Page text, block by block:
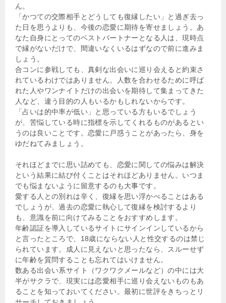
ん。
「かつての交際相手とどうしても復縁したい」と過ぎ去っ
た日を思うよりも、今後の恋愛に期待を寄せましょう。あ
なた自身にとってのベストパートナーとなる人は、現時点
で縁がないだけで、間違いなくいるはずなので前に進みま
しょう。
合コンに参戦しても、真剣な出会いに巡り会えると約束さ
れているわけではありません。人数を合わせるために呼ば
れた人やワンナイトだけの出会いを期待して集まってきた
人など、違う目的の人もいるかもしれないからです。
「占いは的中率が低い」と思っている方もいるでしょう
が、苦悩している時に指標を示してくれるものがあるとい
うのは良いことです。恋愛に戸惑うことがあったら、身を
ゆだねてみましょう。
それほどまでに思い詰めても、恋愛に関しての悩みは解決
という結果に結び付くことはそれほどありません。いつま
でも悩まないように留意するのも大事です。
愛する人との別れは辛く、復縁を思い浮かべることはある
でしょうが、過去の恋愛に執心して復縁を検討するより
も、意識を前に向けてみることをおすすめします。
年齢認証を導入しているサイトにサインインしているから
と言ったところで、18歳にならない人と性交するのは禁じ
られています。成人に見えないと思ったなら、スルーせず
に年齢を質問することも忘れてはいけません。
数ある出会い系サイト（ワクワクメールなど）の中には大
半がサクラで、現実には恋愛相手に巡り会えないものもあ
ることを知っておいてください。最初に世評をきちっとリ